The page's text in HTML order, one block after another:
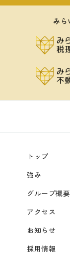
みら
トップ
強み
グループ概要
アクセス
お知らせ
採用情報